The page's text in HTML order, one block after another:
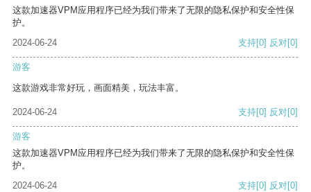
这款加速器VPM应用程序已经为我们带来了无限的隐私保护和安全性保
护。
2024-06-24
支持[0] 反对[0]
游客
这款游戏非常好玩，画面精美，玩法丰富。
2024-06-24 支持[0] 反对[0]
游客
这款加速器VPM应用程序已经为我们带来了无限的隐私保护和安全性保
护。
2024-06-24
支持[0] 反对[0]